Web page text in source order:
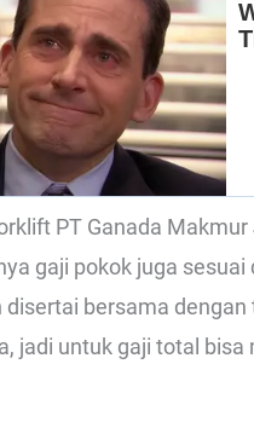
PT Ganada
gaji pokok juga
bersama
jadi untuk gaji total